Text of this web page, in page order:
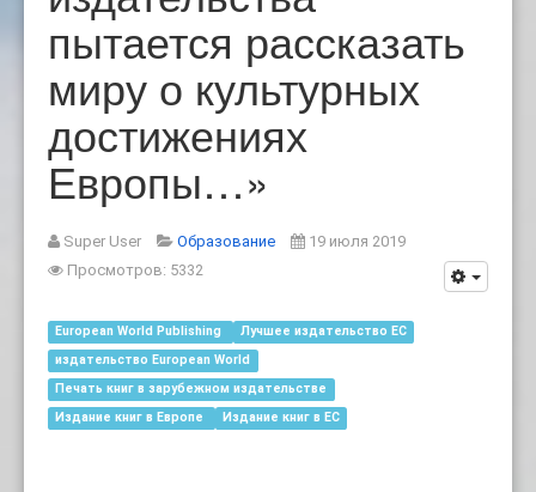
пытается рассказать
миру о культурных
достижениях
Европы…»
Super User Образование
19 июля 2019
Просмотров: 5332
European World Publishing
Лучшее издательство ЕС
издательство European World
Печать книг в зарубежном издательстве
Издание книг в Европе
Издание книг в ЕС